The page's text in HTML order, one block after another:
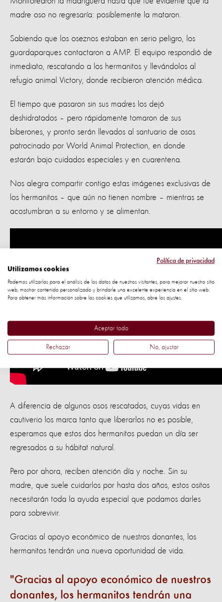
madre oso no regresaría: posiblemente la mataron.
Sabiendo que los oseznos estaban en serio peligro, los
guardaparques contactaron a AMP. El equipo respondió de
inmediato, rescatando a los hermanitos y llevándolos al
refugio animal Victory, donde recibieron atención médica.
El tiempo que pasaron sin sus madres los dejó
deshidratados – pero rápidamente tomaron de sus
biberones, y pronto serán llevados al santuario de osos
patrocinado por World Animal Protection, en donde
estarán bajo cuidados especiales y en cuarentena.
Nos alegra compartir contigo estas imágenes exclusivas de
los hermanitos – que aún no tienen nombre – mientras se
acostumbran a su entorno y se alimentan.
A diferencia de algunos osos rescatados, cuyas vidas en
cautiverio los marca tanto que liberarlos no es posible,
esperamos que estos dos hermanitos puedan un día ser
regresados a su hábitat natural.
Pero por ahora, reciben atención día y noche. Sin su
madre, que suele cuidarlos por hasta dos años, estos ositos
necesitarán toda la ayuda especial que podamos darles
para sobrevivir.
Gracias al apoyo económico de nuestros donantes, los
hermanitos tendrán una nueva oportunidad de vida.
Gracias al apoyo económico de nuestros
donantes, los hermanitos tendrán una
Política de privacidad
Utilizamos cookies
Podemos utilizarlas para el análisis de los datos de nuestros visitantes, para mejorar nuestro sitio
web, mostrar contenido personalizado y brindarle una excelente experiencia en el sitio web.
Para obtener más información sobre las cookies que utilizamos, abre los ajustes.
Aceptar todo
Rechazar No, ajustar